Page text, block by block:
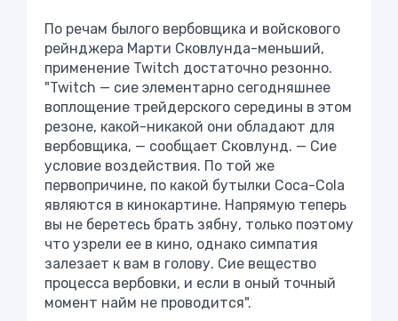
По речам былого вербовщика и войскового
рейнджера Марти Сковлунда-меньший,
применение Twitch достаточно резонно.
"Twitch — сие элементарно сегодняшнее
воплощение трейдерского середины в этом
резоне, какой-никакой они обладают для
вербовщика, — сообщает Сковлунд. — Сие
условие воздействия. По той же
первопричине, по какой бутылки Coca-Cola
являются в кинокартине. Напрямую теперь
вы не беретесь брать зябну, только поэтому
что узрели ее в кино, однако симпатия
залезает к вам в голову. Сие вещество
процесса вербовки, и если в оный точный
момент найм не проводится".